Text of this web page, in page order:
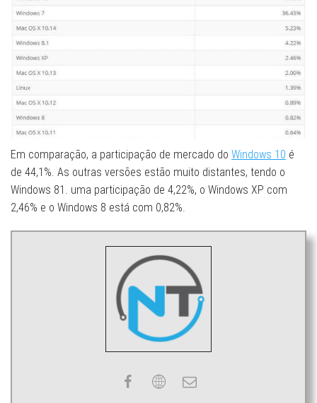
Em comparação, a participação de mercado do Windows 10 é
de 44,1%. As outras versões estão muito distantes, tendo o
Windows 81. uma participação de 4,22%, o Windows XP com
2,46% e o Windows 8 está com 0,82%.